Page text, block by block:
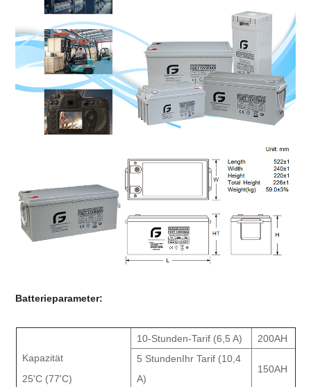
Batterieparameter:
Kapazität
25'C (77'C)
10-Stunden-Tarif (6,5 A)
200AH
5 StundenIhr Tarif (10,4
A)
150AH